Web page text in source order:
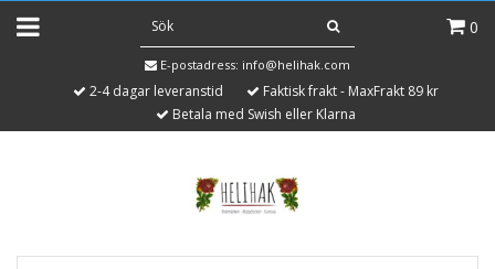
0
E-postadress: info@helihak.com
2-4 dagar leveranstid
Faktisk frakt - MaxFrakt 89 kr
Betala med Swish eller Klarna